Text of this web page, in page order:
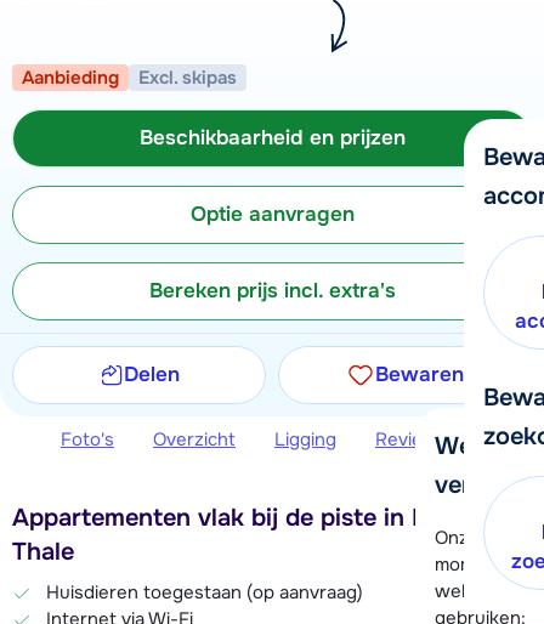
We
verder!
Onze
moment
wel alvast
gebruiken:
Aanbieding Excl. skipas
Beschikbaarheid en prijzen
Optie aanvragen
Bereken prijs incl. extra's
Delen Bewaren
Foto's Overzicht Ligging Reviews
Appartementen vlak bij de piste in Brixen im
Thale
Huisdieren toegestaan (op aanvraag)